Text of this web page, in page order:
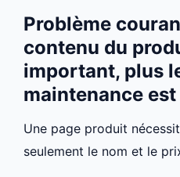
Problème
contenu du
important, plus
maintenance est
Une page produit
seulement le nom et le